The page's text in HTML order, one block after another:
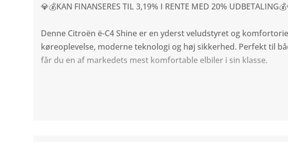
💎💰KAN FINANSERES TIL 3,19% I RENTE MED 20%
Denne Citroën ë-C4 Shine er en yderst veludstyret og
køreoplevelse, moderne teknologi og høj sikkerhed. Perfekt til
får du en af markedets mest komfortable elbiler i sin klasse.